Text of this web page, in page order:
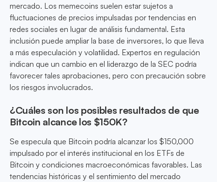
mercado. Los memecoins suelen estar sujetos a
fluctuaciones de precios impulsadas por tendencias en
redes sociales en lugar de análisis fundamental. Esta
inclusión puede ampliar la base de inversores, lo que lleva
a más especulación y volatilidad. Expertos en regulación
indican que un cambio en el liderazgo de la SEC podría
favorecer tales aprobaciones, pero con precaución sobre
los riesgos involucrados.
¿Cuáles son los posibles resultados de que
Bitcoin alcance los $150K?
Se especula que Bitcoin podría alcanzar los $150,000
impulsado por el interés institucional en los ETFs de
Bitcoin y condiciones macroeconómicas favorables. Las
tendencias históricas y el sentimiento del mercado